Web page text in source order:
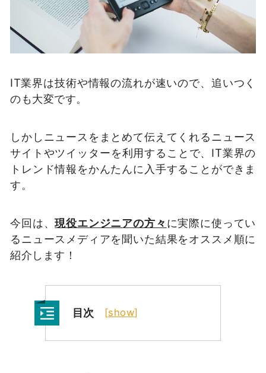
IT業界は技術や情報の流れが速いので、追いつく
のも大変です。
しかしニュースをまとめて伝えてくれるニュース
サイトやツイッターを利用することで、IT業界の
トレンド情報をかんたんに入手することができま
す。
今回は、現役エンジニアの方々 に実際に使ってい
るニュースメディアを聞いた結果をオススメ順に
紹介します！
目次 [show]